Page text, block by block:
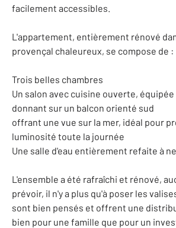
facilement accessibles.
L'appartement, entièrement rénové
provençal chaleureux, se compose de :
Trois belles chambres
Un salon avec cuisine ouverte,
donnant sur un balcon orienté sud
offrant une vue sur la mer, idéal pour
luminosité toute la journée
Une salle d'eau entièrement refaite à
L'ensemble a été rafraîchi et rénové,
prévoir, il n'y a plus qu'à poser les
sont bien pensés et offrent une
bien pour une famille que pour un